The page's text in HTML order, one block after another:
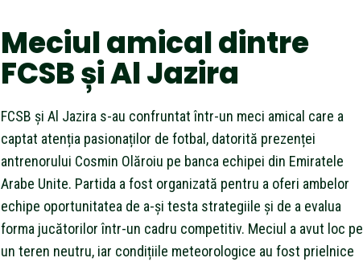
Meciul amical dintre
FCSB și Al Jazira
FCSB și Al Jazira s-au confruntat într-un meci amical care a
captat atenția pasionaților de fotbal, datorită prezenței
antrenorului Cosmin Olăroiu pe banca echipei din Emiratele
Arabe Unite. Partida a fost organizată pentru a oferi ambelor
echipe oportunitatea de a-și testa strategiile și de a evalua
forma jucătorilor într-un cadru competitiv. Meciul a avut loc pe
un teren neutru, iar condițiile meteorologice au fost prielnice